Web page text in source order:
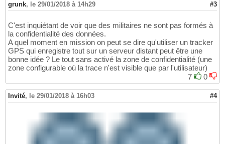
grunk, le 29/01/2018 à 14h29 #3
C'est inquiétant de voir que des militaires ne sont pas formés à
la confidentialité des données.
A quel moment en mission on peut se dire qu'utiliser un tracker
GPS qui enregistre tout sur un serveur distant peut être une
bonne idée ? Le tout sans activé la zone de confidentialité (une
zone configurable où la trace n'est visible que par l'utilisateur)
7
0
Invité, le 29/01/2018 à 16h03 #4